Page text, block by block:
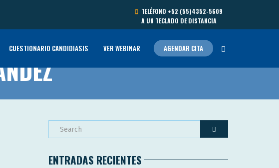
TELÉFONO +52 (55)4352-5609
A UN TECLADO DE DISTANCIA
CUESTIONARIO CANDIDIASIS VER WEBINAR AGENDAR CITA
ENTRADAS RECIENTES